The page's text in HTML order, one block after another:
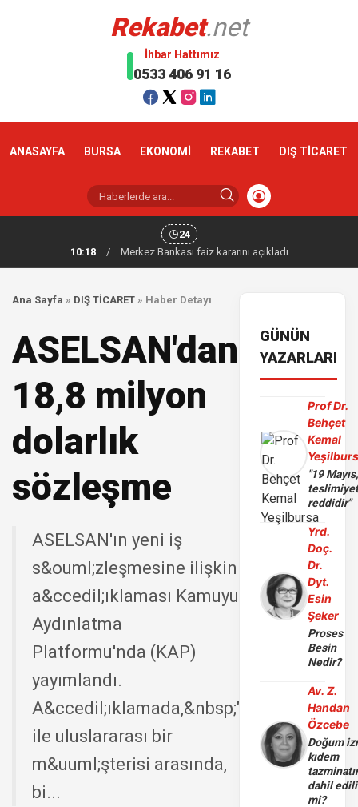
Rekabet.net
İhbar Hattımız
0533 406 91 16
ANASAYFA BURSA EKONOMİ REKABET DIŞ TİCARET
24
10:18
/ Merkez Bankası faiz kararını açıkladı
Ana Sayfa » DIŞ TİCARET » Haber Detayı
ASELSAN'dan
18,8 milyon
dolarlık
sözleşme
ASELSAN'ın yeni iş
s&ouml;zleşmesine ilişkin
a&ccedil;ıklaması Kamuyu
Aydınlatma
Platformu'nda (KAP)
yayımlandı.
A&ccedil;ıklamada,&nbsp;"ASELSAN
ile uluslararası bir
m&uuml;şterisi arasında,
bi...
GÜNÜN
YAZARLARI
Prof Dr.
Behçet
Kemal
"19 Mayıs,
reddidir"
Yrd.
Doç.
Dr.
Dyt.
Esin
Şeker
Proses
Besin
Nedir?
Av. Z.
Handan
Özcebe
Doğum
kıdem
dahil
mi?